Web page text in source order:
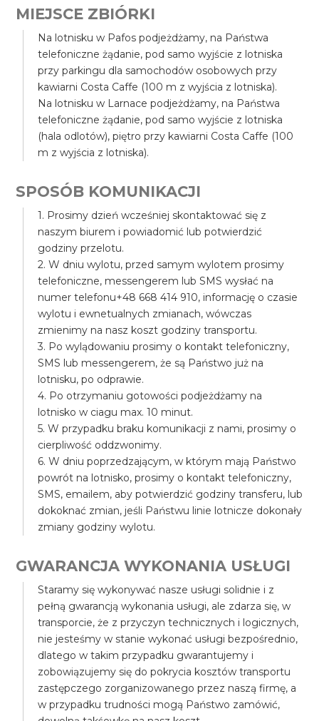
MIEJSCE ZBIÓRKI
Na lotnisku w Pafos podjeżdżamy, na Państwa
telefoniczne żądanie, pod samo wyjście z lotniska
przy parkingu dla samochodów osobowych przy
kawiarni Costa Caffe (100 m z wyjścia z lotniska).
Na lotnisku w Larnace podjeżdżamy, na Państwa
telefoniczne żądanie, pod samo wyjście z lotniska
(hala odlotów), piętro przy kawiarni Costa Caffe (100
m z wyjścia z lotniska).
SPOSÓB KOMUNIKACJI
1. Prosimy dzień wcześniej skontaktować się z
naszym biurem i powiadomić lub potwierdzić
godziny przelotu.
2. W dniu wylotu, przed samym wylotem prosimy
telefoniczne, messengerem lub SMS wysłać na
numer telefonu+48 668 414 910, informację o czasie
wylotu i ewnetualnych zmianach, wówczas
zmienimy na nasz koszt godziny transportu.
3. Po wylądowaniu prosimy o kontakt telefoniczny,
SMS lub messengerem, że są Państwo już na
lotnisku, po odprawie.
4. Po otrzymaniu gotowości podjeżdżamy na
lotnisko w ciagu max. 10 minut.
5. W przypadku braku komunikacji z nami, prosimy o
cierpliwość oddzwonimy.
6. W dniu poprzedzającym, w którym mają Państwo
powrót na lotnisko, prosimy o kontakt telefoniczny,
SMS, emailem, aby potwierdzić godziny transferu, lub
dokoknać zmian, jeśli Państwu linie lotnicze dokonały
zmiany godziny wylotu.
GWARANCJA WYKONANIA USŁUGI
Staramy się wykonywać nasze usługi solidnie i z
pełną gwarancją wykonania usługi, ale zdarza się, w
transporcie, że z przyczyn technicznych i logicznych,
nie jesteśmy w stanie wykonać usługi bezpośrednio,
dlatego w takim przypadku gwarantujemy i
zobowiązujemy się do pokrycia kosztów transportu
zastępczego zorganizowanego przez naszą firmę, a
w przypadku trudności mogą Państwo zamówić,